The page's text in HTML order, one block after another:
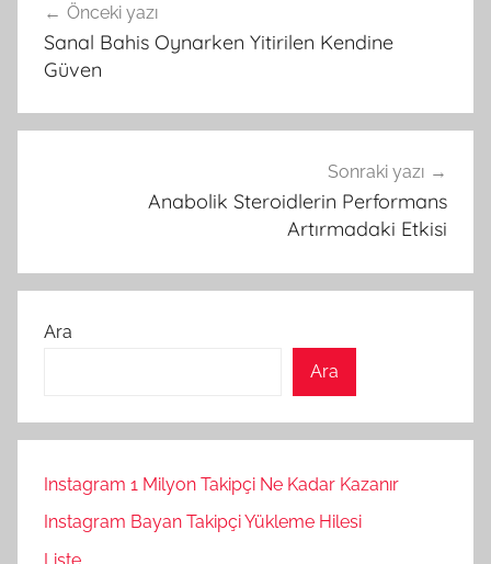
gezinmesi
Önceki yazı
Sanal Bahis Oynarken Yitirilen Kendine
Güven
Sonraki yazı
Anabolik Steroidlerin Performans
Artırmadaki Etkisi
Ara
Ara
Instagram 1 Milyon Takipçi Ne Kadar Kazanır
Instagram Bayan Takipçi Yükleme Hilesi
Liste